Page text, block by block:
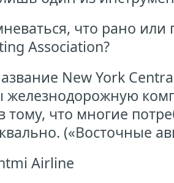
что рано или
Association?
New York
железнодорожную
тому, что многие
(«Восточные
Airline